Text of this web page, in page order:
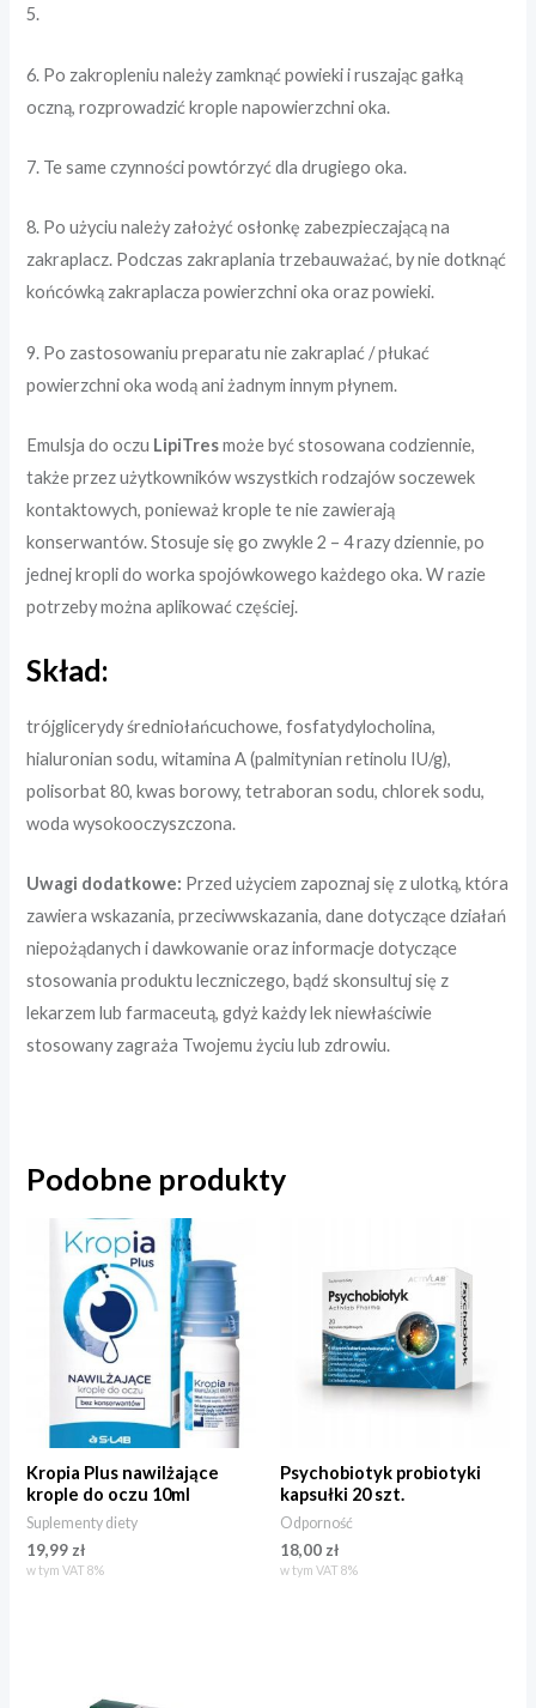
5.
6. Po zakropleniu należy zamknąć powieki i ruszając gałką
oczną, rozprowadzić krople napowierzchni oka.
7. Te same czynności powtórzyć dla drugiego oka.
8. Po użyciu należy założyć osłonkę zabezpieczającą na
zakraplacz. Podczas zakraplania trzebauważać, by nie dotknąć
końcówką zakraplacza powierzchni oka oraz powieki.
9. Po zastosowaniu preparatu nie zakraplać / płukać
powierzchni oka wodą ani żadnym innym płynem.
Emulsja do oczu LipiTresmoże być stosowana codziennie,
także przez użytkowników wszystkich rodzajów soczewek
kontaktowych, ponieważ krople te nie zawierają
konserwantów. Stosuje się go zwykle 2 – 4 razy dziennie, po
jednej kropli do worka spojówkowego każdego oka. W razie
potrzeby można aplikować częściej.
Skład:
trójglicerydy średniołańcuchowe, fosfatydylocholina,
hialuronian sodu, witamina A (palmitynian retinolu IU/g),
polisorbat 80, kwas borowy, tetraboran sodu, chlorek sodu,
woda wysokooczyszczona.
Uwagi dodatkowe: Przed użyciem zapoznaj się z ulotką, która
zawiera wskazania, przeciwwskazania, dane dotyczące działań
niepożądanych i dawkowanie oraz informacje dotyczące
stosowania produktu leczniczego, bądź skonsultuj się z
lekarzem lub farmaceutą, gdyż każdy lek niewłaściwie
stosowany zagraża Twojemu życiu lub zdrowiu.
Podobne produkty
Kropia Plus nawilżające
krople do oczu 10ml
Suplementy diety
19,99 zł
w tym VAT 8%
Psychobiotyk probiotyki
kapsułki 20 szt.
Odporność
18,00 zł
w tym VAT 8%